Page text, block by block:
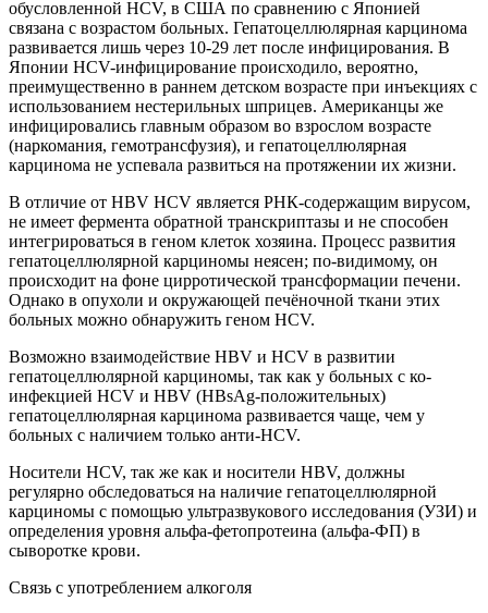
обусловленной HCV, в США по сравнению с Японией
связана с возрастом больных. Гепатоцеллюлярная карцинома
развивается лишь через 10-29 лет после инфицирования. В
Японии HCV-инфицирование происходило, вероятно,
преимущественно в раннем детском возрасте при инъекциях с
использованием нестерильных шприцев. Американцы же
инфицировались главным образом во взрослом возрасте
(наркомания, гемотрансфузия), и гепатоцеллюлярная
карцинома не успевала развиться на протяжении их жизни.
В отличие от HBV HCV является РНК-содержащим вирусом,
не имеет фермента обратной транскриптазы и не способен
интегрироваться в геном клеток хозяина. Процесс развития
гепатоцеллюлярной карциномы неясен; по-видимому, он
происходит на фоне цирротической трансформации печени.
Однако в опухоли и окружающей печёночной ткани этих
больных можно обнаружить геном HCV.
Возможно взаимодействие HBV и HCV в развитии
гепатоцеллюлярной карциномы, так как у больных с ко-
инфекцией HCV и HBV (HBsAg-положительных)
гепатоцеллюлярная карцинома развивается чаще, чем у
больных с наличием только анти-HCV.
Носители HCV, так же как и носители HBV, должны
регулярно обследоваться на наличие гепатоцеллюлярной
карциномы с помощью ультразвукового исследования (УЗИ) и
определения уровня альфа-фетопротеина (альфа-ФП) в
сыворотке крови.
Связь с употреблением алкоголя